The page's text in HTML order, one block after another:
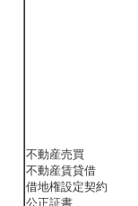
不動産売買
不動産賃貸借
借地権設定契約
公正証書